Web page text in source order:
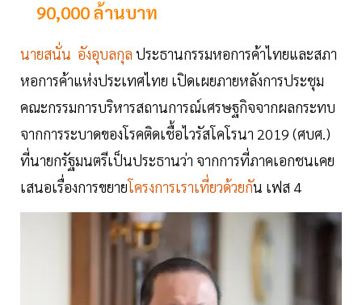
90,000 ล้านบาท
นายสนั่น อังอุบลกุล ประธานกรรมหอการค้าไทยและสภา
หอการค้าแห่งประเทศไทย เปิดเผยภายหลังการประชุม
คณะกรรมการบริหารสถานการณ์เศรษฐกิจจากผลกระทบ
จากการระบาดของโรคติดเชื้อไวรัสโคโรนา 2019 (ศบศ.)
ที่นายกรัฐมนตรีเป็นประธานว่า จากการที่ภาคเอกชนเคย
เสนอเรื่องการขยายโครงการเราเที่ยวด้วยกัน เฟส 4